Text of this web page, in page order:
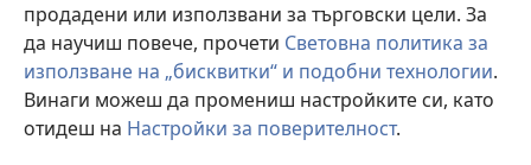
продадени или използвани за търговски цели. За
да научиш повече, прочети Световна политика за
използване на „бисквитки“ и подобни технологии.
Винаги можеш да промениш настройките си, като
отидеш на Настройки за поверителност.
Copyright© 2026 Watch Tower Bible and Tract Society of Pennsylvania.
УСЛОВИЯ ЗА ПОЛЗВАНЕ|ПОЛИТИКА ЗА ПОВЕРИТЕЛНОСТ
НАСТРОЙКИ ЗА ПОВЕРИТЕЛНОСТ